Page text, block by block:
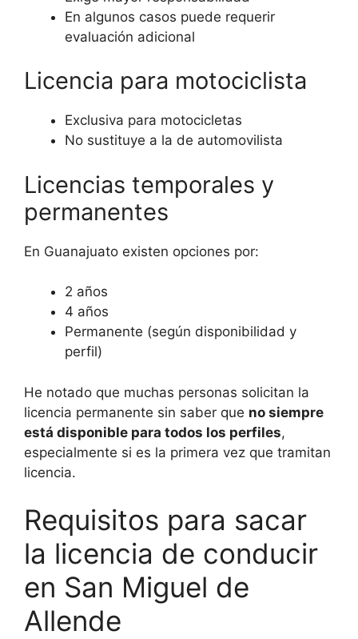
En algunos casos puede requerir
evaluación adicional
Licencia para motociclista
Exclusiva para motocicletas
No sustituye a la de automovilista
Licencias temporales y
permanentes
En Guanajuato existen opciones por:
2 años
4 años
Permanente (según disponibilidad y
perfil)
He notado que muchas personas solicitan la
licencia permanente sin saber que no siempre
está disponible para todos los perfiles,
especialmente si es la primera vez que tramitan
licencia.
Requisitos para sacar
la licencia de conducir
en San Miguel de
Allende